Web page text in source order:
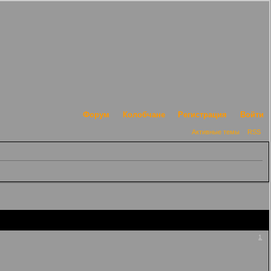
Форум Колобчане Регистрация Войти
Активные темы RSS
1